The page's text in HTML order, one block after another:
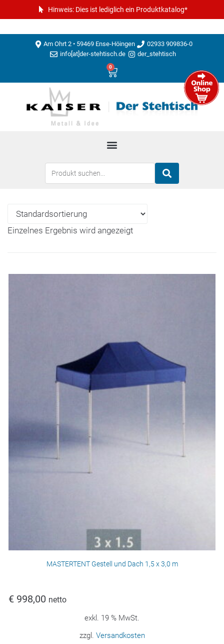
Hinweis: Dies ist lediglich ein Produktkatalog*
Am Ohrt 2 • 59469 Ense-Höingen
02933 909836-0
info[at]der-stehtisch.de
der_stehtisch
0
Einzelnes Ergebnis wird angezeigt
MASTERTENT Gestell und Dach 1,5 x 3,0 m
€ 998,00 netto
exkl. 19 % MwSt.
zzgl. Versandkosten